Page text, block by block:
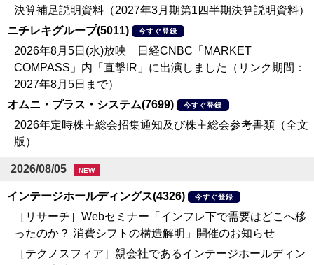
決算補足説明資料（2027年3月期第1四半期決算説明資料）
ニチレキグループ(5011)
今すぐ登録
2026年8月5日(水)放映 日経CNBC「MARKET
COMPASS」内「直撃IR」に出演しました（リンク期間：
2027年8月5日まで）
オムニ・プラス・システム(7699)
今すぐ登録
2026年定時株主総会招集通知及び株主総会参考書類（全文
版）
2026/08/05 NEW
インテージホールディングス(4326) 今すぐ登録
［リサーチ］Webセミナー「インフレ下で需要はどこへ移
ったのか？ 消費シフトの構造解明」開催のお知らせ
［テクノスフィア］親会社であるインテージホールディン